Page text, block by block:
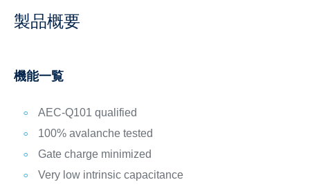
製品概要
機能一覧
AEC-Q101 qualified
100% avalanche tested
Gate charge minimized
Very low intrinsic capacitance